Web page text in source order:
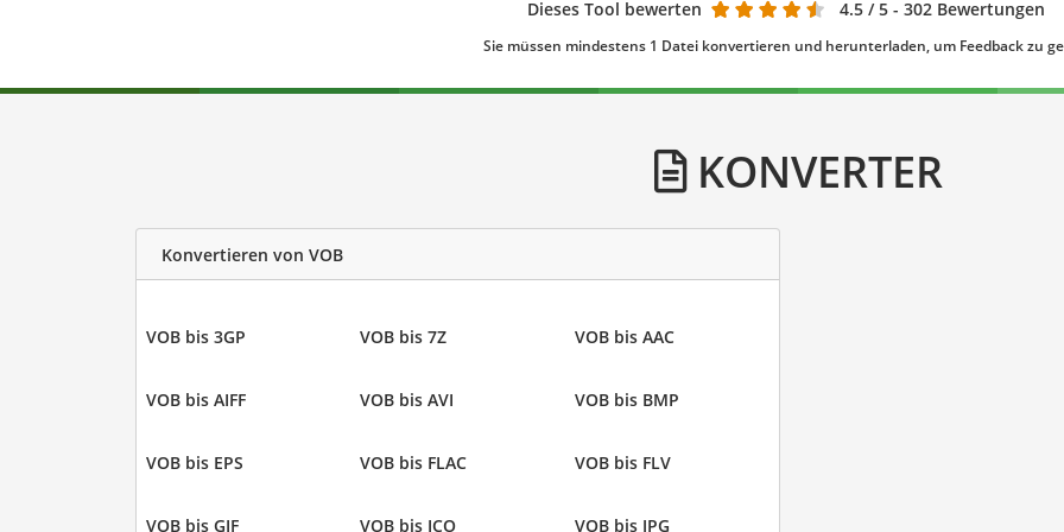
Dieses Tool bewerten 4.5 / 5 - 302 Bewertungen
Sie müssen mindestens 1 Datei konvertieren und herunterladen, um Feedback zu
KONVERTER
Konvertieren von VOB
VOB bis 3GP VOB bis 7Z VOB bis AAC
VOB bis AIFF VOB bis AVI VOB bis BMP
VOB bis EPS VOB bis FLAC VOB bis FLV
VOB bis GIF VOB bis ICO VOB bis JPG